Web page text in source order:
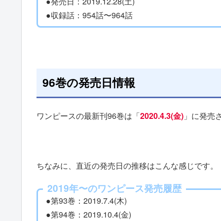
●収録話：954話〜964話
96巻の発売日情報
ワンピースの最新刊96巻は「2020.4.3(金) 」に発売
ちなみに、直近の発売日の推移はこんな感じです。
2019年〜のワンピース発売履歴
●第93巻：2019.7.4(木)
●第94巻：2019.10.4(金)